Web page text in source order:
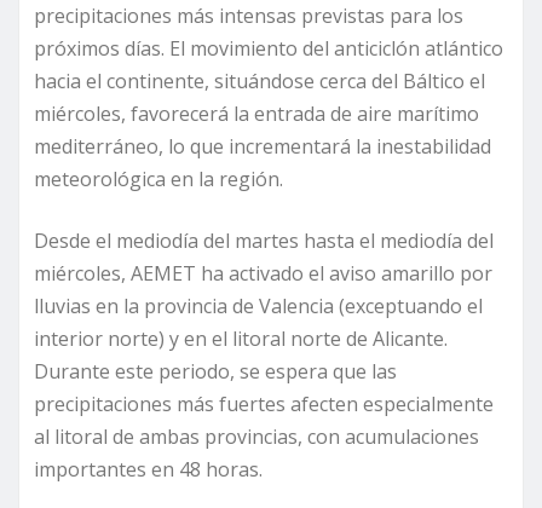
precipitaciones más intensas previstas para los
próximos días. El movimiento del anticiclón atlántico
hacia el continente, situándose cerca del Báltico el
miércoles, favorecerá la entrada de aire marítimo
mediterráneo, lo que incrementará la inestabilidad
meteorológica en la región.
Desde el mediodía del martes hasta el mediodía del
miércoles, AEMET ha activado el aviso amarillo por
lluvias en la provincia de Valencia (exceptuando el
interior norte) y en el litoral norte de Alicante.
Durante este periodo, se espera que las
precipitaciones más fuertes afecten especialmente
al litoral de ambas provincias, con acumulaciones
importantes en 48 horas.